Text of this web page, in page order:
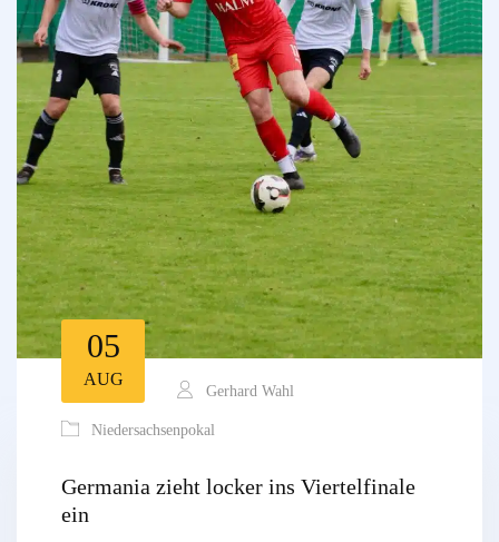
05
AUG
Gerhard Wahl
Niedersachsenpokal
Germania zieht locker ins Viertelfinale
ein